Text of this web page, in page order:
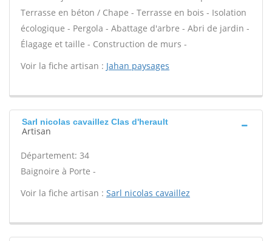
Terrasse en béton / Chape - Terrasse en bois - Isolation
écologique - Pergola - Abattage d'arbre - Abri de jardin -
Élagage et taille - Construction de murs -
Voir la fiche artisan : Jahan paysages
Sarl nicolas cavaillez Clas d'herault
Artisan
Département: 34
Baignoire à Porte -
Voir la fiche artisan : Sarl nicolas cavaillez